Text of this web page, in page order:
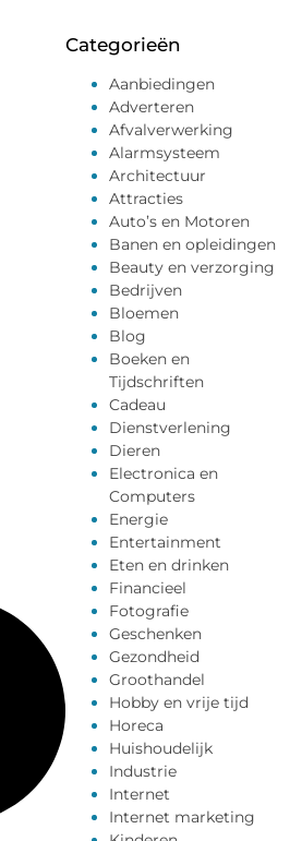
Categorieën
Aanbiedingen
Adverteren
Afvalverwerking
Alarmsysteem
Architectuur
Attracties
Auto’s en Motoren
Banen en opleidingen
Beauty en verzorging
Bedrijven
Bloemen
Blog
Boeken en
Tijdschriften
Cadeau
Dienstverlening
Dieren
Electronica en
Computers
Energie
Entertainment
Eten en drinken
Financieel
Fotografie
Geschenken
Gezondheid
Groothandel
Hobby en vrije tijd
Horeca
Huishoudelijk
Industrie
Internet
Internet marketing